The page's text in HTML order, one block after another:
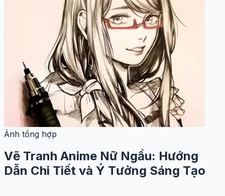
Ảnh tổng hợp
Vẽ Tranh Anime Nữ Ngầu: Hướng
Dẫn Chi Tiết và Ý Tưởng Sáng Tạo